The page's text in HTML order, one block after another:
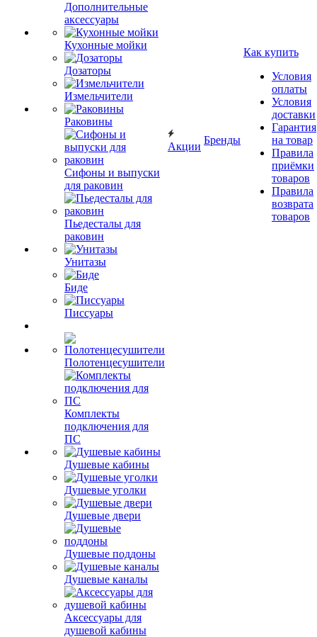
Дополнительные
аксессуары
Кухонные мойки
Дозаторы
Измельчители
Раковины
Сифоны и выпуски
для раковин
Пьедесталы для
раковин
Унитазы
Биде
Писсуары
Полотенцесушители
Комплекты
подключения для
ПС
Душевые кабины
Душевые уголки
Душевые двери
Душевые поддоны
Душевые каналы
Аксессуары для
душевой кабины
Акции
Бренды
Как купить
Условия
оплаты
Условия
доставки
Гарантия
на товар
Правила
приёмки
товаров
Правила
возврата
товаров